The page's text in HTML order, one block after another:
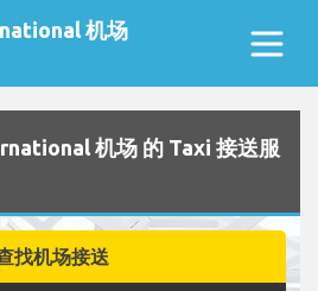
机场
机场 的 Taxi 接送服
找机场接送